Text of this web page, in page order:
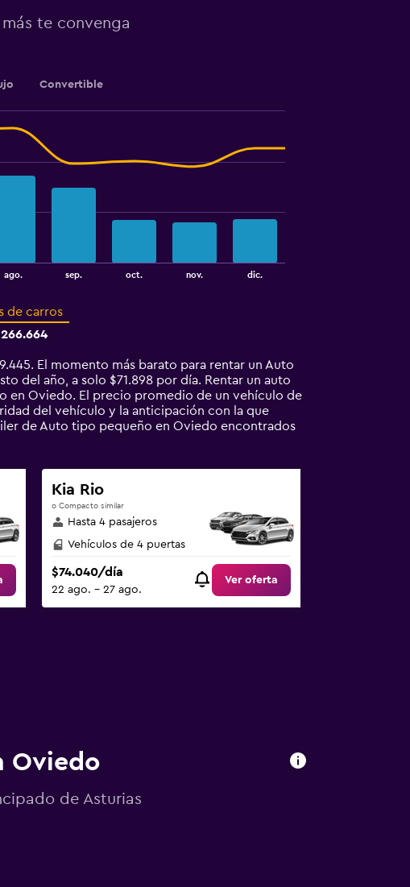
te convenga
Convertible
ago. sep. oct. nov. dic.
de carros
El momento más barato para rentar un Auto
del año, a solo $71.898 por día. Rentar un auto
en Oviedo. El precio promedio de un vehículo de
del vehículo y la anticipación con la que
de Auto tipo pequeño en Oviedo encontrados
Kia Rio
o Compacto similar
Hasta 4 pasajeros
Vehículos de 4 puertas
$74.040/día
22 ago. - 27 ago.
Ver oferta
Oviedo
de Asturias